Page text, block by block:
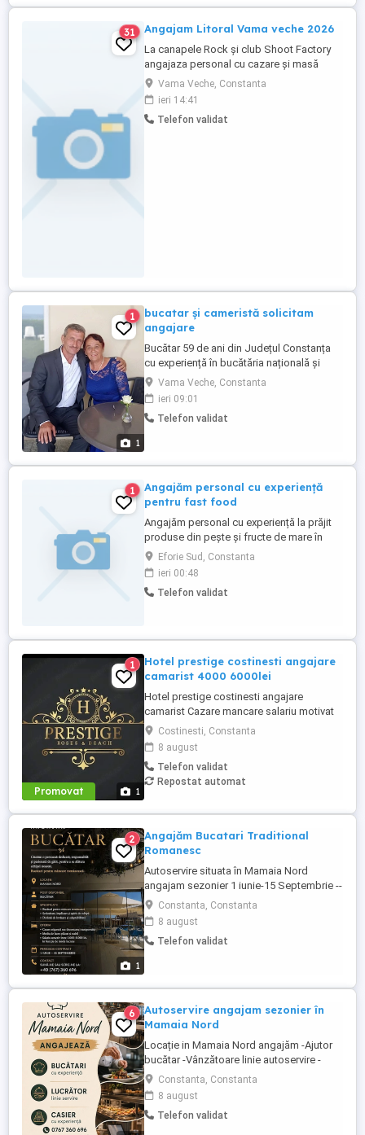
31 Angajam Litoral Vama veche 2026
La canapele Rock și club Shoot Factory
angajaza personal cu cazare și masă
inclusă :preparatori fast food , casieri,
barmani , ospătari , manipulanți marfă ,
bucătari și ajutori bucătari !
Vama Veche, Constanta
ieri 14:41
Telefon validat
1
1
bucatar și cameristă solicitam
angajare
Bucătar 59 de ani din Județul Constanța
cu experiență în bucătăria națională și
internațională,solicit angajare oriunde în
țară dacă se oferă cazare și un salariu
decent în funcție de munca depusă!
Vama Veche, Constanta
ieri 09:01
Telefon validat
1
Angajăm personal cu experiență
pentru fast food
Angajăm personal cu experiență la prăjit
produse din pește și fructe de mare în
fripteuza, curățat pește . Locația se află în
Eforie sud . Salariu 6500-7000 lei net. Se
asigură transport pentru cei din Lazu,
Agigea , Constanța și cazare pentru cei
Eforie Sud, Constanta
ieri 00:48
Telefon validat
Promovat 1
1
Hotel prestige costinesti angajare
camarist 4000 6000lei
Hotel prestige costinesti angajare
camarist Cazare mancare salariu motivat
4000 6000
Costinesti, Constanta
8 august
Telefon validat
Repostat automat
1
2
Angajăm Bucatari Traditional
Romanesc
Autoservire situata în Mamaia Nord
angajam sezonier 1 iunie-15 Septembrie --
Bucatari cu experiență bucatarie
Romaneasca -Vânzătoare linie autoservire
Oferim: -Cazare pentru cei din provincie
sau decontarea transport pentru cei din
-Salarii ...
Constanta, Constanta
8 august
Telefon validat
6
Autoservire angajam sezonier în
Mamaia Nord
Locație in Mamaia Nord angajăm -Ajutor
bucătar -Vânzătoare linie autoservire -
Bucatari cu experiență mancare
romanească Oferim: -Cazare sau
decontarea transportului pentru cei din
Navodari -Salarizare cuprinsa între 4000
Constanta, Constanta
8 august
Telefon validat